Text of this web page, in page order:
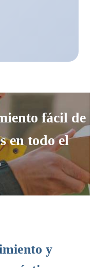
fácil de
en todo el
y